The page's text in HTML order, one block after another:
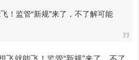
！监管“新规”来了，不了解可能